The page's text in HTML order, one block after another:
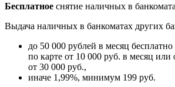
Бесплатное снятие наличных в
Выдача наличных в банкоматах других
до 50 000 рублей в месяц
по карте от 10 000 руб. в месяц или
от 30 000 руб.,
иначе 1,99%, минимум 199 руб.